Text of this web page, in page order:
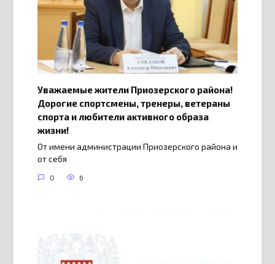
Уважаемые жители Приозерского района!
Дорогие спортсмены, тренеры, ветераны
спорта и любители активного образа
жизни!
От имени администрации Приозерского района и
от себя
0 6